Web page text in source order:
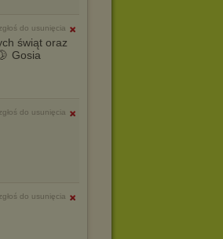
zgłoś do usunięcia
świąt oraz
Gosia
zgłoś do usunięcia
zgłoś do usunięcia